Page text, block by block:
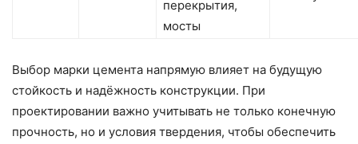
перекрытия,
мосты
Выбор марки цемента напрямую влияет на будущую
стойкость и надёжность конструкции. При
проектировании важно учитывать не только конечную
прочность, но и условия твердения, чтобы обеспечить